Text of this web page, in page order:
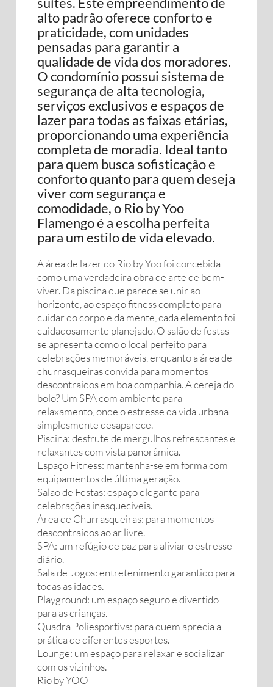
alto padrão oferece conforto e
praticidade, com unidades
pensadas para garantir a
qualidade de vida dos moradores.
O condomínio possui sistema de
segurança de alta tecnologia,
serviços exclusivos e espaços de
lazer para todas as faixas etárias,
proporcionando uma experiência
completa de moradia. Ideal tanto
para quem busca sofisticação e
conforto quanto para quem deseja
viver com segurança e
comodidade, o Rio by Yoo
Flamengo é a escolha perfeita
para um estilo de vida elevado.
A área de lazer do Rio by Yoo foi concebida
como uma verdadeira obra de arte de bem-
viver. Da piscina que parece se unir ao
horizonte, ao espaço fitness completo para
cuidar do corpo e da mente, cada elemento foi
cuidadosamente planejado. O salão de festas
se apresenta como o local perfeito para
celebrações memoráveis, enquanto a área de
churrasqueiras convida para momentos
descontraídos em boa companhia. A cereja do
bolo? Um SPA com ambiente para
relaxamento, onde o estresse da vida urbana
simplesmente desaparece.
Piscina: desfrute de mergulhos refrescantes e
relaxantes com vista panorâmica.
Espaço Fitness: mantenha-se em forma com
equipamentos de última geração.
Salão de Festas: espaço elegante para
celebrações inesquecíveis.
Área de Churrasqueiras: para momentos
descontraídos ao ar livre.
SPA: um refúgio de paz para aliviar o estresse
diário.
Sala de Jogos: entretenimento garantido para
todas as idades.
Playground: um espaço seguro e divertido
para as crianças.
Quadra Poliesportiva: para quem aprecia a
prática de diferentes esportes.
Lounge: um espaço para relaxar e socializar
com os vizinhos.
Rio by YOO